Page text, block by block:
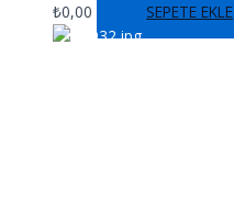
₺0,00 SEPETE EKLE